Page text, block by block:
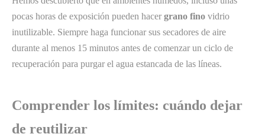
pocas horas de exposición pueden hacer grano fino vidrio
inutilizable. Siempre haga funcionar sus secadores de aire
durante al menos 15 minutos antes de comenzar un ciclo de
recuperación para purgar el agua estancada de las líneas.
Comprender los límites: cuándo dejar
de reutilizar